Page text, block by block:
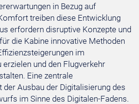
in Bezug auf
treiben diese Entwicklung
erfordern disruptive Konzepte und
die Kabine innovative Methoden
im
und den Flugverkehr
Eine zentrale
Ausbau der Digitalisierung des
im Sinne des Digitalen-Fadens.